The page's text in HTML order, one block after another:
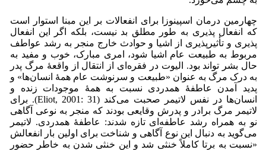
چهارمین درمان اسپینوزا برای انفعالات بر این مبنا استوار است
که انفعال پذیری به طور مطلق بد نیست، بلکه اگر این انفعال
پذیری و تأثیرپذیری از اشیا و حوادث خارج منجر به رشد عواطف
مربوط به طبیعت عام اشیا شود، امری مبارک، خوب و مفید به
حال بشر تواند بود. الیوت در فقره‌ای از انتقال از واقعۀ مرگ پدر
به درک مرگ به عنوان «طبیعت و سرنوشت عام همۀ انسان‌ها» و
پدید آمدن عاطفۀ همدردی نسبت به همۀ موجودات زنده و
انسان‌ها در نفس لاتیمر صحبت می‌‌کند (Eliot, 2001: 31). برای
لاتیمر مرگ برادر و پدرش وقایعی بودند که منجر به نوعی آگاهی
نو به همراه رشد عاطفه‌ای تازه شدند: عاطفۀ همدردی. لاتیمر
می‌‌گوید به دنبال این نوع آگاهی و شناخت برای اولین بار انفعالش
«نسبت به برتا ‌‌کاملاً خنثی شد و این خنثی شدن به خاطر حضور